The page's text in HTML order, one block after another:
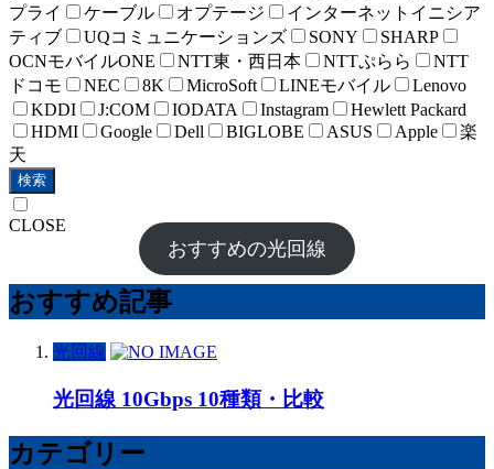
プライ
ケーブル オプテージ
インターネットイニシア
ティブ
UQコミュニケーションズ SONY
SHARP
OCNモバイルONE
NTT東・西日本 NTTぷらら
NTT
ドコモ
NEC 8K MicroSoft LINEモバイル
Lenovo
KDDI
J:COM IODATA Instagram
Hewlett Packard
HDMI
Google Dell BIGLOBE ASUS Apple
楽
天
検索
CLOSE
おすすめの光回線
おすすめ記事
光回線
光回線 10Gbps 10種類・比較
カテゴリー